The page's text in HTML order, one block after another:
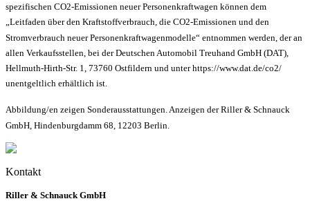
spezifischen CO2-Emissionen neuer Personenkraftwagen können dem
„Leitfaden über den Kraftstoffverbrauch, die CO2-Emissionen und den
Stromverbrauch neuer Personenkraftwagenmodelle“ entnommen werden, der an
allen Verkaufsstellen, bei der Deutschen Automobil Treuhand GmbH (DAT),
Hellmuth-Hirth-Str. 1, 73760 Ostfildern und unter https://www.dat.de/co2/
unentgeltlich erhältlich ist.
Abbildung/en zeigen Sonderausstattungen. Anzeigen der Riller & Schnauck
GmbH, Hindenburgdamm 68, 12203 Berlin.
Kontakt
Riller & Schnauck GmbH